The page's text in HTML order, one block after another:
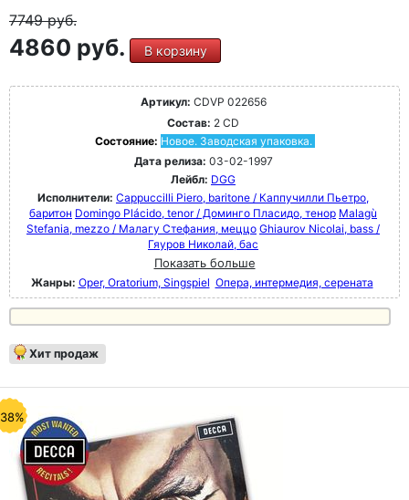
7749руб.
4860 руб. В корзину
Артикул: CDVP 022656
Состав: 2 CD
Состояние: Новое. Заводская упаковка.
Дата релиза: 03-02-1997
Лейбл: DGG
Исполнители: Cappuccilli Piero, baritone / Каппучилли Пьетро,
баритон Domingo Plácido, tenor / Доминго Пласидо, тенор Malagù
Stefania, mezzo / Малагу Стефания, меццо Ghiaurov Nicolai, bass /
Гяуров Николай, бас
Показать больше
Жанры: Oper, Oratorium, Singspiel Опера, интермедия, серената
Хит продаж